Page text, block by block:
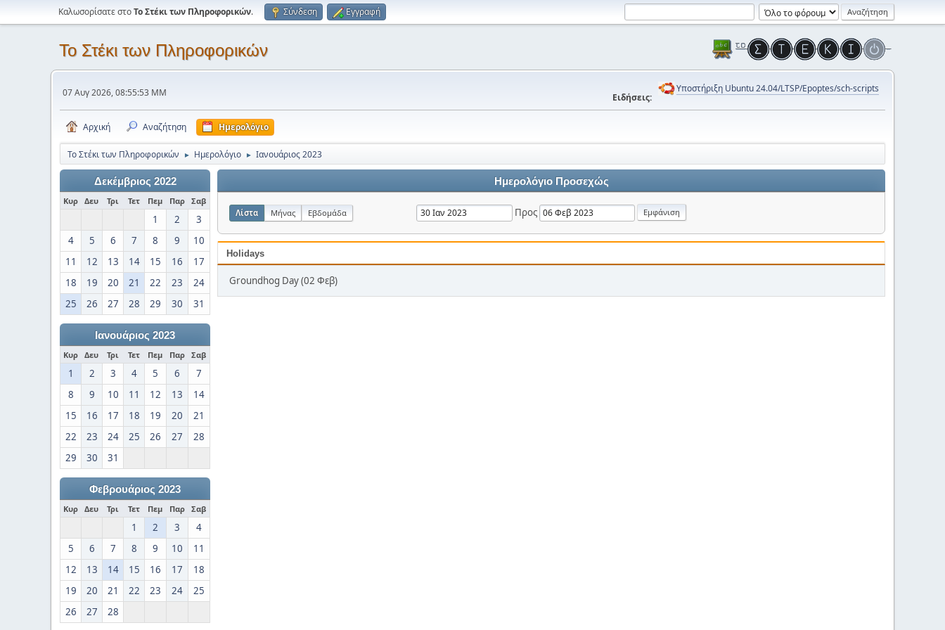
Καλωσορίσατε στοΤο Στέκι των Πληροφορικών. Σύνδεση Εγγραφή
Το Στέκι των Πληροφορικών
07 Αυγ 2026, 08:55:53 ΜΜ Ειδήσεις:
Υποστήριξη Ubuntu 24.04/LTSP/Epoptes/sch-scripts
Αρχική Αναζήτηση Ημερολόγιο
Το Στέκι των Πληροφορικών ► Ημερολόγιο ► Ιανουάριος 2023
Δεκέμβριος 2022
Κυρ Δευ Τρι Τετ Πεμ Παρ Σαβ
1 2
3
4
5 6 7 8 9
10
11
12 13 14 15 16
17
18
19 20 21 22 23
24
25
26 27 28 29 30 31
Ιανουάριος 2023
Κυρ Δευ Τρι Τετ Πεμ Παρ Σαβ
1 2 3 4 5 6
7
8
9 10 11 12 13
14
15
16 17 18 19 20
21
22
23 24 25 26 27
28
29
30 31
Φεβρουάριος 2023
Κυρ Δευ Τρι Τετ Πεμ Παρ Σαβ
1 2 3
4
5
6 7 8 9 10
11
12
13 14 15 16 17
18
19
20 21 22 23 24
25
26
27 28
Ημερολόγιο Προσεχώς
Λίστα Μήνας Εβδομάδα Προς
Holidays
Groundhog Day (02 Φεβ)